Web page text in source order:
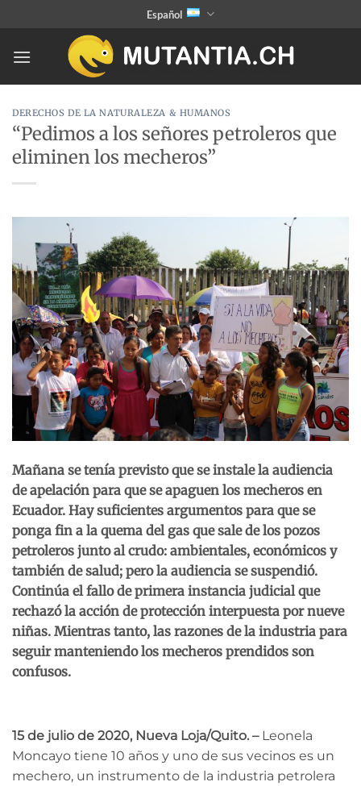
contenido
Español
DERECHOS DE LA NATURALEZA & HUMANOS
“Pedimos a los señores petroleros que
eliminen los mecheros”
Mañana se tenía previsto que se instale la audiencia
de apelación para que se apaguen los mecheros en
Ecuador. Hay suficientes argumentos para que se
ponga fin a la quema del gas que sale de los pozos
petroleros junto al crudo: ambientales, económicos y
también de salud; pero la audiencia se suspendió.
Continúa el fallo de primera instancia judicial que
rechazó la acción de protección interpuesta por nueve
niñas. Mientras tanto, las razones de la industria para
seguir manteniendo los mecheros prendidos son
confusos.
15 de julio de 2020, Nueva Loja/Quito. –Leonela
Moncayo tiene 10 años y uno de sus vecinos es un
mechero, un instrumento de la industria petrolera